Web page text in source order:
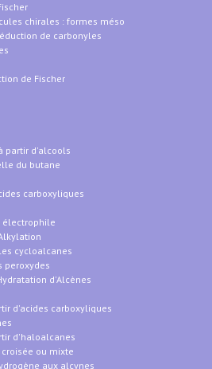
chirales : formes méso
de carbonyles
de Fischer
partir d'alcools
du butane
carboxyliques
électrophile
cycloalcanes
peroxydes
d'Alcènes
d'acides carboxyliques
d'haloalcanes
ou mixte
aux alcynes